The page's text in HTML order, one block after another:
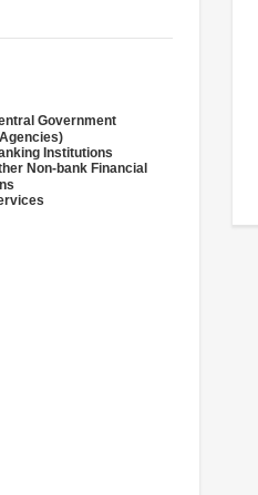
Government
Institutions
Non-bank Financial